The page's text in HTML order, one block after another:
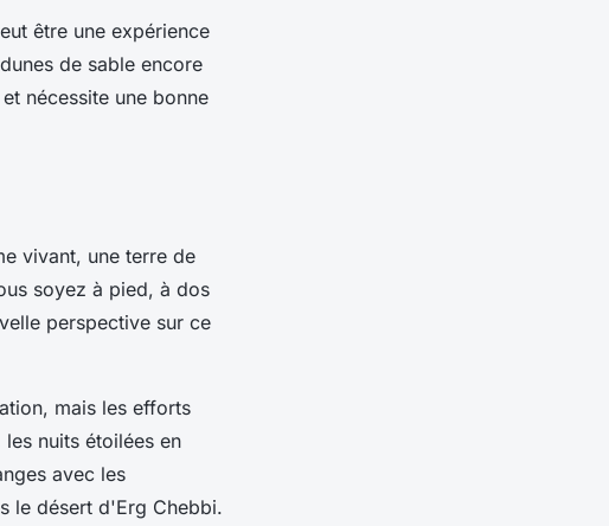
être une expérience
de sable encore
nécessite une bonne
vivant, une terre de
soyez à pied, à dos
perspective sur ce
mais les efforts
les nuits étoilées en
avec les
le désert d'Erg Chebbi.